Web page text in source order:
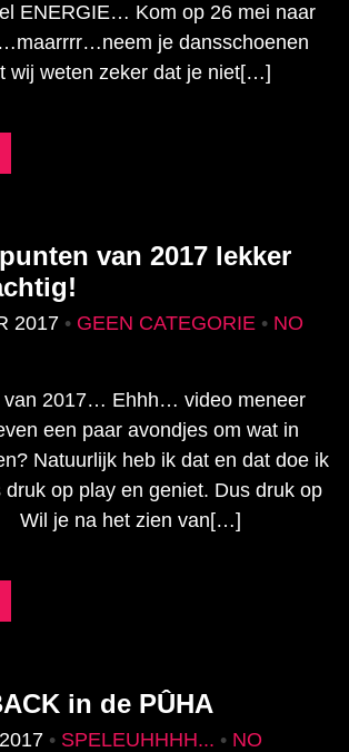
ENERGIE… Kom op 26 mei naar
je dansschoenen
wij weten zeker dat je niet[…]
van 2017 lekker
2017 • GEEN CATEGORIE • NO
van 2017… Ehhh… video meneer
een paar avondjes om wat in
Natuurlijk heb ik dat en dat doe ik
druk op play en geniet. Dus druk op
Wil je na het zien van[…]
in de PÛHA
• SPELEUHHHH... • NO